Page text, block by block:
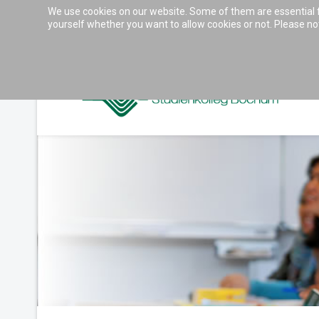
Accessibility & Tools
We use cookies on our website. Some of them are
yourself whether you want to allow cookies or not. Please